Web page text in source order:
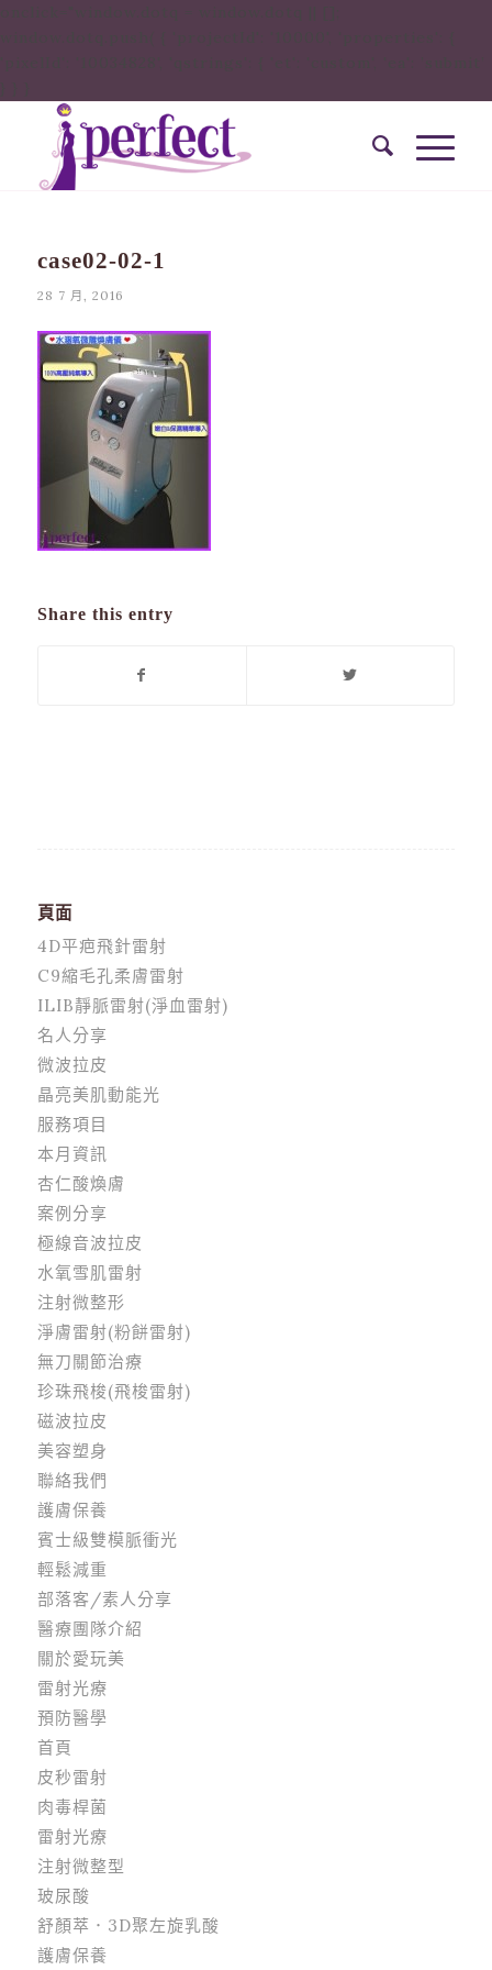
case02-02-1
28 7 月, 2016
Share this entry
頁面
4D平疤飛針雷射
C9縮毛孔柔膚雷射
ILIB靜脈雷射(淨血雷射)
名人分享
微波拉皮
晶亮美肌動能光
服務項目
本月資訊
杏仁酸煥膚
案例分享
極線音波拉皮
水氧雪肌雷射
注射微整形
淨膚雷射(粉餅雷射)
無刀關節治療
珍珠飛梭(飛梭雷射)
磁波拉皮
美容塑身
聯絡我們
護膚保養
賓士級雙模脈衝光
輕鬆減重
部落客/素人分享
醫療團隊介紹
關於愛玩美
雷射光療
預防醫學
首頁
皮秒雷射
肉毒桿菌
雷射光療
注射微整型
玻尿酸
舒顏萃．3D聚左旋乳酸
護膚保養